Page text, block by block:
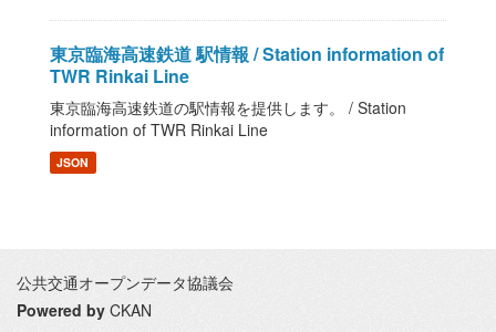
東京臨海高速鉄道 駅情報 / Station information of
TWR Rinkai Line
東京臨海高速鉄道の駅情報を提供します。 / Station
information of TWR Rinkai Line
JSON
公共交通オープンデータ協議会
Powered by CKAN